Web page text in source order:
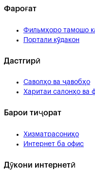
Фароғат
Фильмҳоро тамошо
Портали кӯдакон
Дастгирӣ
Саволҳо ва ҷавобҳо
Харитаи салонҳо ва
Барои тиҷорат
Хизматрасониҳо
Интернет ба офис
Дӯкони интернетӣ